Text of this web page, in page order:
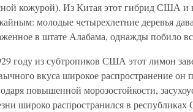
кожурой). Из Китая этот гибрид США и
молодые четырехлетние деревья
в штате Алабама, однажды побило
году из субтропиков США этот лимон
вкуса широкое распространение он
повышенной морозостойкости,
широко распространился в